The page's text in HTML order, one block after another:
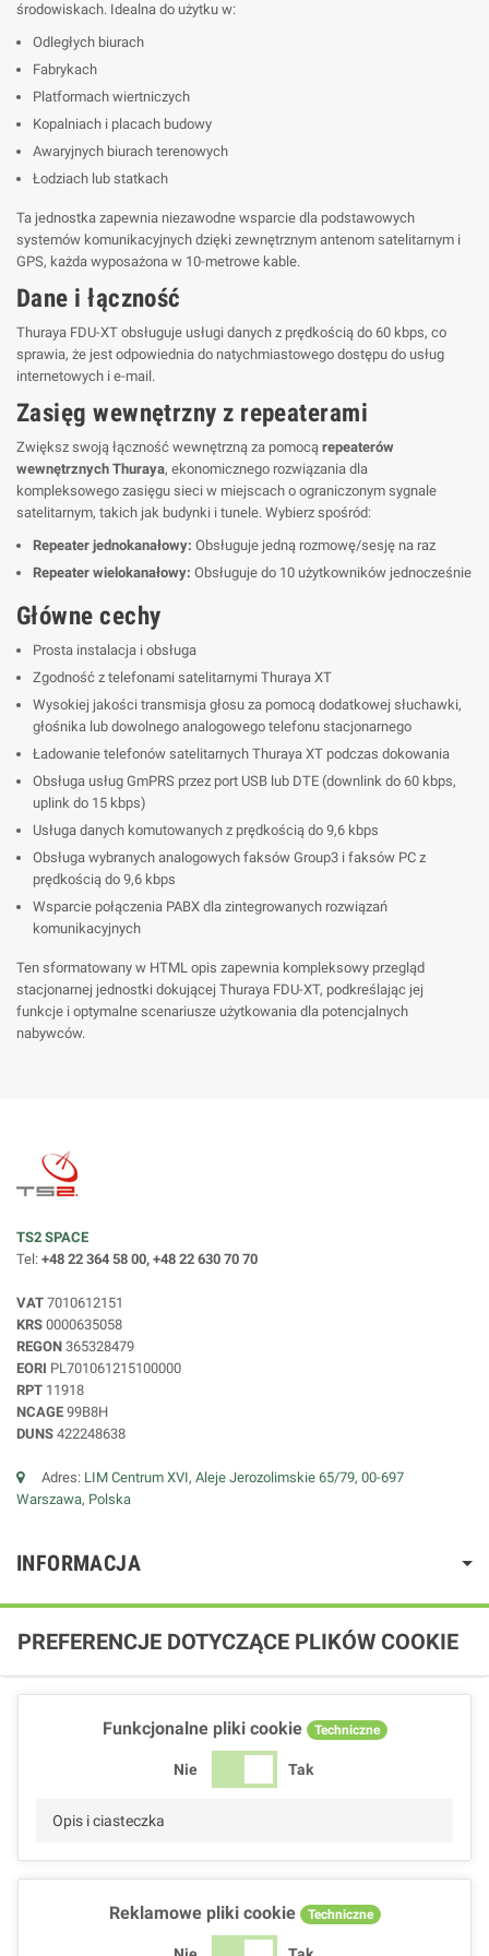
środowiskach. Idealna do użytku w:
Odległych biurach
Fabrykach
Platformach wiertniczych
Kopalniach i placach budowy
Awaryjnych biurach terenowych
Łodziach lub statkach
Ta jednostka zapewnia niezawodne wsparcie dla podstawowych
systemów komunikacyjnych dzięki zewnętrznym antenom satelitarnym i
GPS, każda wyposażona w 10-metrowe kable.
Dane i łączność
Thuraya FDU-XT obsługuje usługi danych z prędkością do 60 kbps, co
sprawia, że jest odpowiednia do natychmiastowego dostępu do usług
internetowych i e-mail.
Zasięg wewnętrzny z repeaterami
Zwiększ swoją łączność wewnętrzną za pomocą repeaterów
wewnętrznych Thuraya, ekonomicznego rozwiązania dla
kompleksowego zasięgu sieci w miejscach o ograniczonym sygnale
satelitarnym, takich jak budynki i tunele. Wybierz spośród:
Repeater jednokanałowy: Obsługuje jedną rozmowę/sesję na raz
Repeater wielokanałowy: Obsługuje do 10 użytkowników jednocześnie
Główne cechy
Prosta instalacja i obsługa
Zgodność z telefonami satelitarnymi Thuraya XT
Wysokiej jakości transmisja głosu za pomocą dodatkowej słuchawki,
głośnika lub dowolnego analogowego telefonu stacjonarnego
Ładowanie telefonów satelitarnych Thuraya XT podczas dokowania
Obsługa usług GmPRS przez port USB lub DTE (downlink do 60 kbps,
uplink do 15 kbps)
Usługa danych komutowanych z prędkością do 9,6 kbps
Obsługa wybranych analogowych faksów Group3 i faksów PC z
prędkością do 9,6 kbps
Wsparcie połączenia PABX dla zintegrowanych rozwiązań
komunikacyjnych
Ten sformatowany w HTML opis zapewnia kompleksowy przegląd
stacjonarnej jednostki dokującej Thuraya FDU-XT, podkreślając jej
funkcje i optymalne scenariusze użytkowania dla potencjalnych
nabywców.
TS2 SPACE
Tel: +48 22 364 58 00, +48 22 630 70 70
VAT 7010612151
KRS 0000635058
REGON 365328479
EORI PL701061215100000
RPT 11918
NCAGE 99B8H
DUNS 422248638
Adres: LIM Centrum XVI, Aleje Jerozolimskie 65/79, 00-697
Warszawa, Polska
INFORMACJA
PREFERENCJE DOTYCZĄCE PLIKÓW COOKIE
Funkcjonalne pliki cookie Techniczne
Nie Tak
Opis i ciasteczka
Reklamowe pliki cookie Techniczne